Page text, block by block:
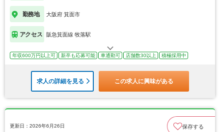
勤務地 大阪府 箕面市
アクセス 阪急箕面線 牧落駅
年収600万円以上可 新卒も応募可能 車通勤可 店舗数30以上 積極採用中
求人の詳細を見る この求人に興味がある
更新日：2026年6月26日 保存する